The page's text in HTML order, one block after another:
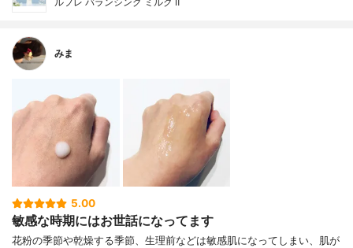
みま
5.00
敏感な時期にはお世話になってます
花粉の季節や乾燥する季節、生理前などは敏感肌になってしまい、肌が